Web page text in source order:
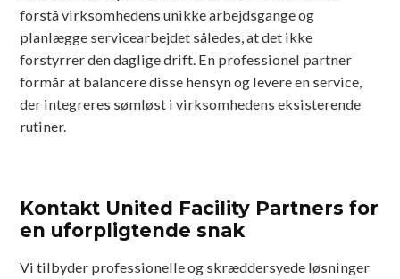
forstå virksomhedens unikke arbejdsgange og
planlægge servicearbejdet således, at det ikke
forstyrrer den daglige drift. En professionel partner
formår at balancere disse hensyn og levere en service,
der integreres sømløst i virksomhedens eksisterende
rutiner.
Kontakt United Facility Partners for
en uforpligtende snak
Vi tilbyder professionelle og skræddersyede løsninger